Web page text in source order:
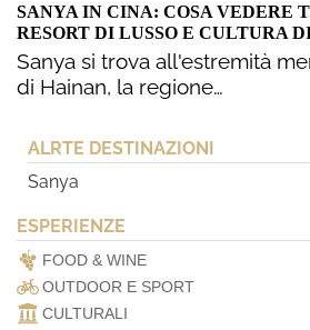
SANYA IN CINA: COSA VEDERE
RESORT DI LUSSO E CULTURA
Sanya si trova all'estremità
di Hainan, la regione…
ALRTE DESTINAZIONI
Sanya
ESPERIENZE
FOOD & WINE
OUTDOOR E SPORT
CULTURALI